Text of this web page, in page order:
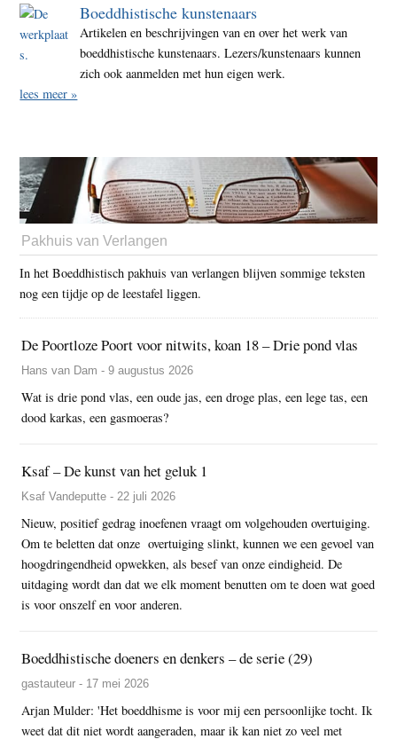
Boeddhistische kunstenaars
Artikelen en beschrijvingen van en over het werk van
boeddhistische kunstenaars. Lezers/kunstenaars kunnen
zich ook aanmelden met hun eigen werk.
lees meer »
Pakhuis van Verlangen
In het Boeddhistisch pakhuis van verlangen blijven sommige teksten
nog een tijdje op de leestafel liggen.
De Poortloze Poort voor nitwits, koan 18 – Drie pond vlas
Hans van Dam - 9 augustus 2026
Wat is drie pond vlas, een oude jas, een droge plas, een lege tas, een
dood karkas, een gasmoeras?
Ksaf – De kunst van het geluk 1
Ksaf Vandeputte - 22 juli 2026
Nieuw, positief gedrag inoefenen vraagt om volgehouden overtuiging.
Om te beletten dat onze overtuiging slinkt, kunnen we een gevoel van
hoogdringendheid opwekken, als besef van onze eindigheid. De
uitdaging wordt dan dat we elk moment benutten om te doen wat goed
is voor onszelf en voor anderen.
Boeddhistische doeners en denkers – de serie (29)
gastauteur - 17 mei 2026
Arjan Mulder: 'Het boeddhisme is voor mij een persoonlijke tocht. Ik
weet dat dit niet wordt aangeraden, maar ik kan niet zo veel met